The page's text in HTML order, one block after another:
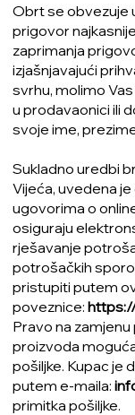
Obrt se obvezuje
prigovor
zaprimanja
izjašnjavajući
svrhu, molimo
u prodavaonici ili
svoje ime,
Sukladno uredbi
Vijeća, uvedena
ugovorima o
osiguraju
rješavanje
potrošačkih
pristupiti putem
poveznice:
Pravo na
proizvoda
pošiljke. Kupac je
putem e-maila:
primitka pošiljke.